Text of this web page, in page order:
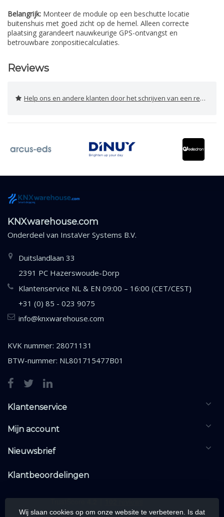
Belangrijk: Monteer de module op een beschutte locatie
buitenshuis met goed zicht op de hemel. Alleen correcte
plaatsing garandeert nauwkeurige GPS-ontvangst en
betrouwbare zonpositiecalculaties.
Reviews
Help ons en andere klanten door het schrijven van een review
KNXwarehouse.com
Onderdeel van InstaVer Systems B.V.
Duitslandlaan 33
2391 PC Hazerswoude-Dorp
Klantenservice NL & EN 09:00 – 16:00 (CET/CEST)
+31 (0) 85 - 023 9075
info@knxwarehouse.com
KVK nummer: 28071131
BTW-nummer: NL801715477B01
Klantenservice
Mijn account
Nieuwsbrief
Klantbeoordelingen
Wij slaan cookies op om onze website te verbeteren. Is dat